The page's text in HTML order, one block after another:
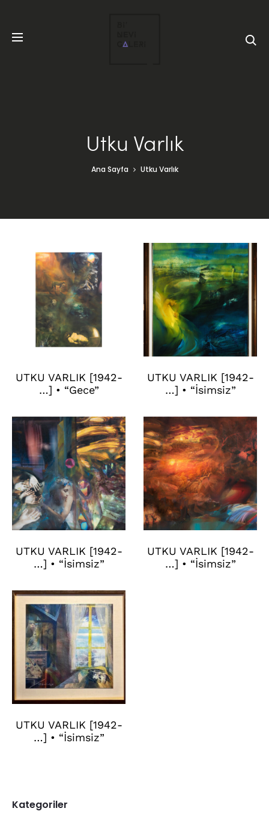
Utku Varlık
Ana Sayfa Utku Varlık
UTKU VARLIK [1942-
…] • “Gece”
UTKU VARLIK [1942-
…] • “İsimsiz”
UTKU VARLIK [1942-
…] • “İsimsiz”
UTKU VARLIK [1942-
…] • “İsimsiz”
UTKU VARLIK [1942-
…] • “İsimsiz”
Kategoriler